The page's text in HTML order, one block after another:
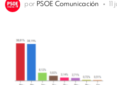
por PSOE Comunicación